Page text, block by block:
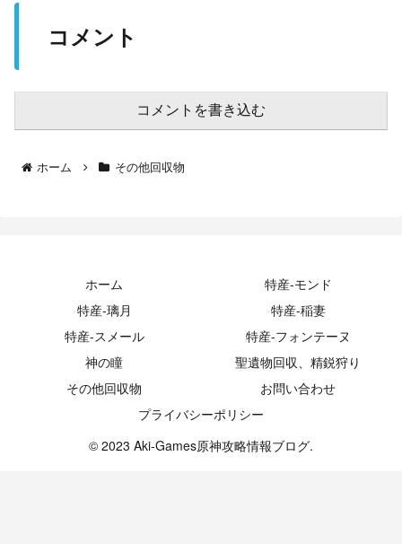
コメント
コメントを書き込む
ホーム その他回収物
ホーム
特産-モンド
特産-璃月
特産-稲妻
特産-スメール
特産-フォンテーヌ
神の瞳
聖遺物回収、精鋭狩り
その他回収物
お問い合わせ
プライバシーポリシー
© 2023 Aki-Games原神攻略情報ブログ.